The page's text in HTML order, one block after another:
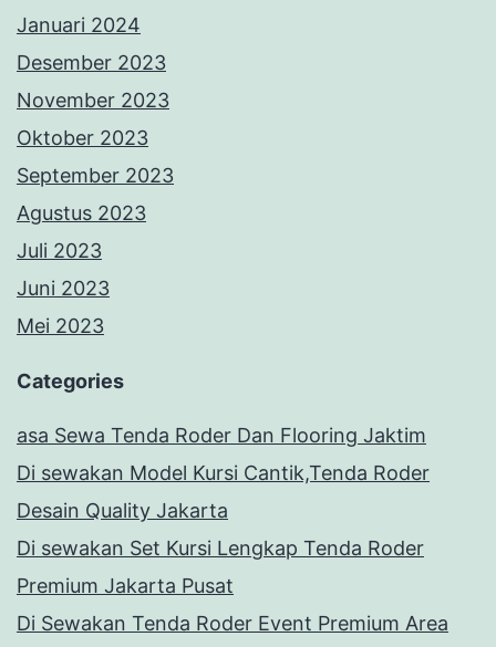
Januari 2024
Desember 2023
November 2023
Oktober 2023
September 2023
Agustus 2023
Juli 2023
Juni 2023
Mei 2023
Categories
asa Sewa Tenda Roder Dan Flooring Jaktim
Di sewakan Model Kursi Cantik,Tenda Roder
Desain Quality Jakarta
Di sewakan Set Kursi Lengkap Tenda Roder
Premium Jakarta Pusat
Di Sewakan Tenda Roder Event Premium Area